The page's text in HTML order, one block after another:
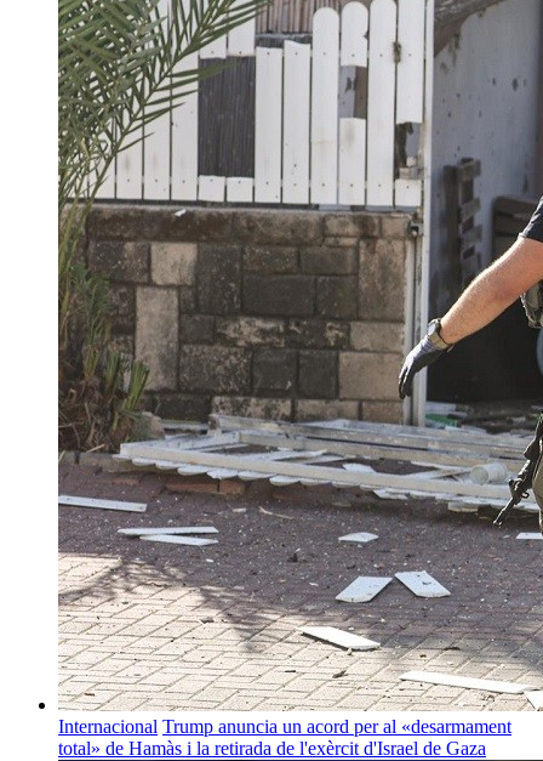
Internacional Trump anuncia un acord per al «desarmament
total» de Hamàs i la retirada de l'exèrcit d'Israel de Gaza